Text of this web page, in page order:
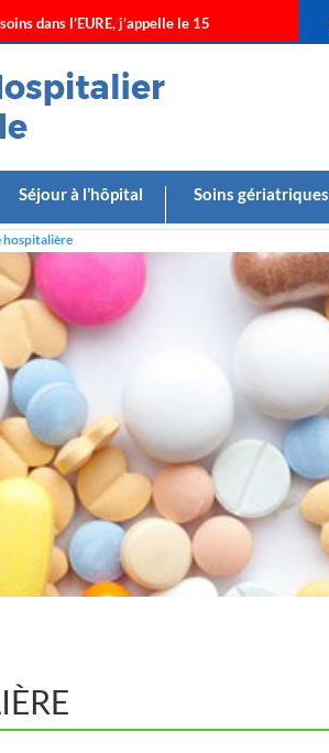
dans l’EURE, j’appelle le 15
Séjour à l’hôpital Soins gériatriques
hospitalière